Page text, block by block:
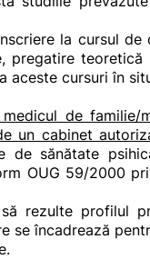
la cursul de
pregatire
aceste cursuri în
de familie/
un cabinet
sănătate
OUG 59/2000
rezulte profilul
se încadrează